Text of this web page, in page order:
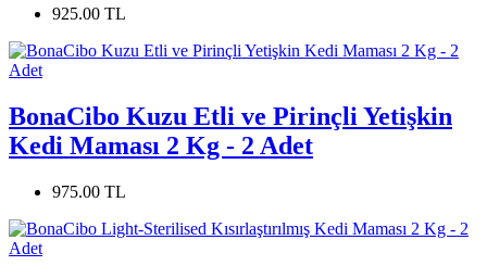
925.00 TL
BonaCibo Kuzu Etli ve Pirinçli Yetişkin
Kedi Maması 2 Kg - 2 Adet
975.00 TL